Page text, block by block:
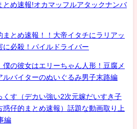
とめ速報!オカマッフルアタックナンバ
とめ速報！！大帝イタチにラリアッ
に必殺！パイルドライバー
の彼女はエリーちゃん人形！豆腐メ
ルバイターのぬいぐるみ男子末路編
くす（デカい強い2次元嫁だいすき子
仔的まとめ速報）話題な動画取り上
編